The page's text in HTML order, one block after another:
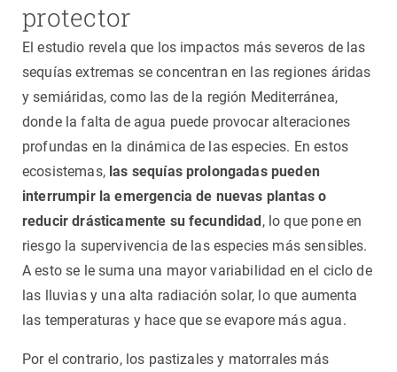
protector
El estudio revela que los impactos más severos de las
sequías extremas se concentran en las regiones áridas
y semiáridas, como las de la región Mediterránea,
donde la falta de agua puede provocar alteraciones
profundas en la dinámica de las especies. En estos
ecosistemas, las sequías prolongadas pueden
interrumpir la emergencia de nuevas plantas o
reducir drásticamente su fecundidad , lo que pone en
riesgo la supervivencia de las especies más sensibles.
A esto se le suma una mayor variabilidad en el ciclo de
las lluvias y una alta radiación solar, lo que aumenta
las temperaturas y hace que se evapore más agua.
Por el contrario, los pastizales y matorrales más